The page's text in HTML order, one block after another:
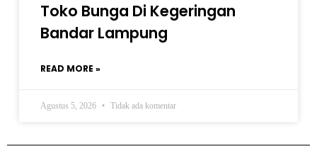
Toko Bunga Di Kegeringan
Bandar Lampung
READ MORE »
Agustus 5, 2026 Tidak ada komentar